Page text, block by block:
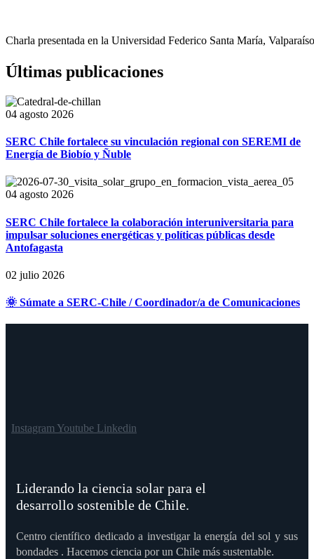
Charla presentada en la Universidad Federico Santa María,
Últimas publicaciones
04 agosto 2026
SERC Chile fortalece su vinculación regional con SEREMI de
Energía de Biobío y Ñuble
04 agosto 2026
SERC Chile fortalece la colaboración interuniversitaria para
impulsar soluciones energéticas y políticas públicas desde
Antofagasta
02 julio 2026
🌞 Súmate a SERC-Chile / Coordinador/a de Comunicaciones
InstagramYoutube Linkedin
Liderando la ciencia solar para el
desarrollo sostenible de Chile.
Centro científico dedicado a investigar la energía del sol y sus
bondades . Hacemos ciencia por un Chile más sustentable.